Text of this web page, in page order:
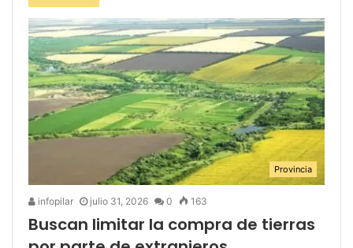
Provincia
infopilar julio 31, 2026 0 163
Buscan limitar la compra de tierras